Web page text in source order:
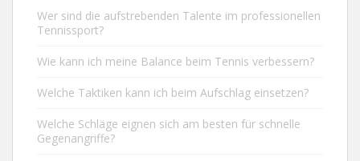
Wer sind die aufstrebenden Talente im professionellen
Tennissport?
Wie kann ich meine Balance beim Tennis verbessern?
Welche Taktiken kann ich beim Aufschlag einsetzen?
Welche Schläge eignen sich am besten für schnelle
Gegenangriffe?